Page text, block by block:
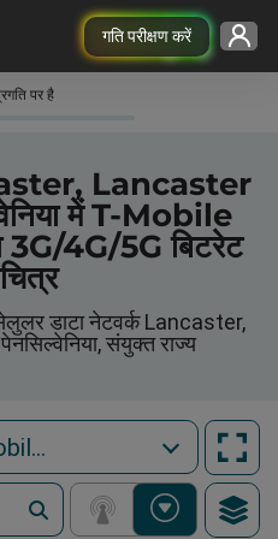
गति परीक्षण करें
पर है
Lancaster
में T-Mobile
4G/5G बिटरेट
डाटा नेटवर्क Lancaster,
संयुक्त राज्य
T-Mobile (inc. Sprint)